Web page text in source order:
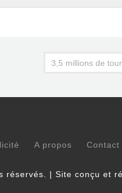
3,5 millions de
A propos Contact
réservés. | Site conçu et